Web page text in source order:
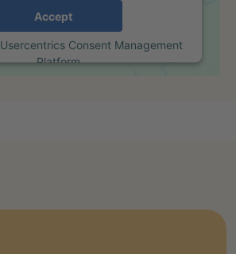
Accept
Usercentrics Consent Management
Platform